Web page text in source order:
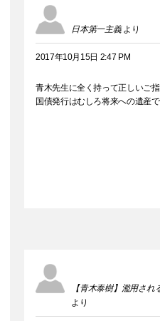
日本第一主義 より
2017年10月15日 2:47 PM
青木先生に全く持って正しいご
国債発行はむしろ将来への遺産で
【青木泰樹】濫用さ
より